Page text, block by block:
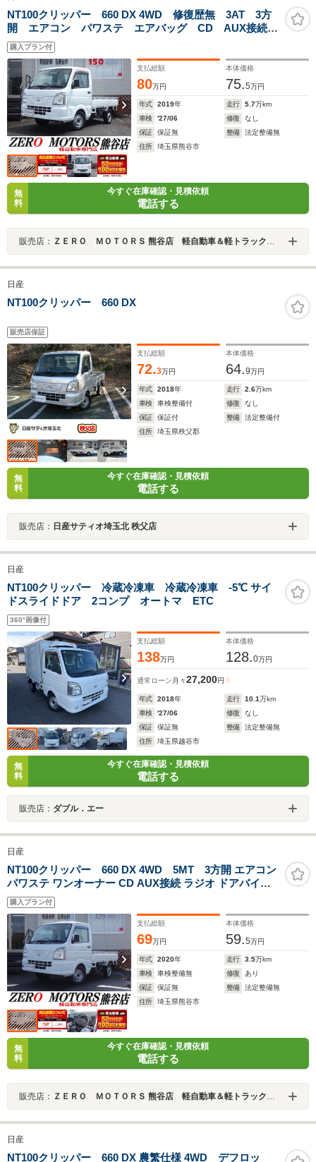
NT100クリッパー 660 DX 4WD 修復歴無 3AT 3方
開 エアコン パワステ エアバッグ CD AUX接続
USB接続 ABS
購入プラン付
支払総額
80万円
本体価格
75.5万円
年式 2019年 走行 5.7万km
車検
'27/06 修復
なし
保証
保証無 整備
法定整備無
住所
埼玉県熊谷市
無
料
今すぐ在庫確認・見積依頼
電話する
販売店： ＺＥＲＯ ＭＯＴＯＲＳ 熊谷店 軽自動車＆軽トラック専門店
日産
NT100クリッパー 660 DX
販売店保証
支払総額
72.3万円
本体価格
64.9万円
年式 2018年 走行 2.6万km
車検
車検整備付 修復
なし
保証
保証付 整備
法定整備付
住所
埼玉県秩父郡
無
料
今すぐ在庫確認・見積依頼
電話する
販売店： 日産サティオ埼玉北 秩父店
日産
NT100クリッパー 冷蔵冷凍車 冷蔵冷凍車 -5℃ サイ
ドスライドドア 2コンプ オートマ ETC
360°画像付
支払総額
138万円
本体価格
128.0万円
通常ローン 月々27,200円
年式 2018年 走行 10.1万km
車検
'27/06 修復
なし
保証
保証無 整備
法定整備無
住所
埼玉県越谷市
無
料
今すぐ在庫確認・見積依頼
電話する
販売店： ダブル．エー
日産
NT100クリッパー 660 DX 4WD 5MT 3方開 エアコン
パワステ ワンオーナー CD AUX接続 ラジオ ドアバイザ
ー ライトレベライザー エアバッグ ABS フロアマット
購入プラン付
支払総額
69万円
本体価格
59.5万円
年式 2020年 走行 3.5万km
車検
車検整備無 修復
あり
保証
保証無 整備
法定整備無
住所
埼玉県熊谷市
無
料
今すぐ在庫確認・見積依頼
電話する
販売店： ＺＥＲＯ ＭＯＴＯＲＳ 熊谷店 軽自動車＆軽トラック専門店
日産
NT100クリッパー 660 DX 農繁仕様 4WD デフロッ